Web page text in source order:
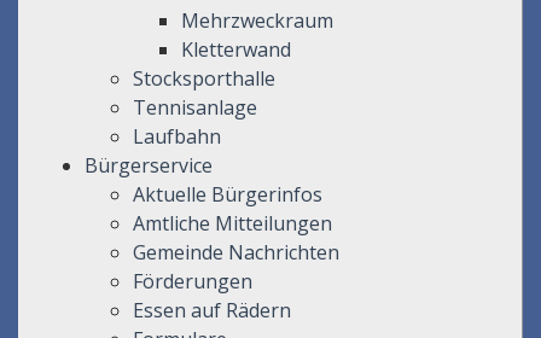
Mehrzweckraum
Kletterwand
Stocksporthalle
Tennisanlage
Laufbahn
Bürgerservice
Aktuelle Bürgerinfos
Amtliche Mitteilungen
Gemeinde Nachrichten
Förderungen
Essen auf Rädern